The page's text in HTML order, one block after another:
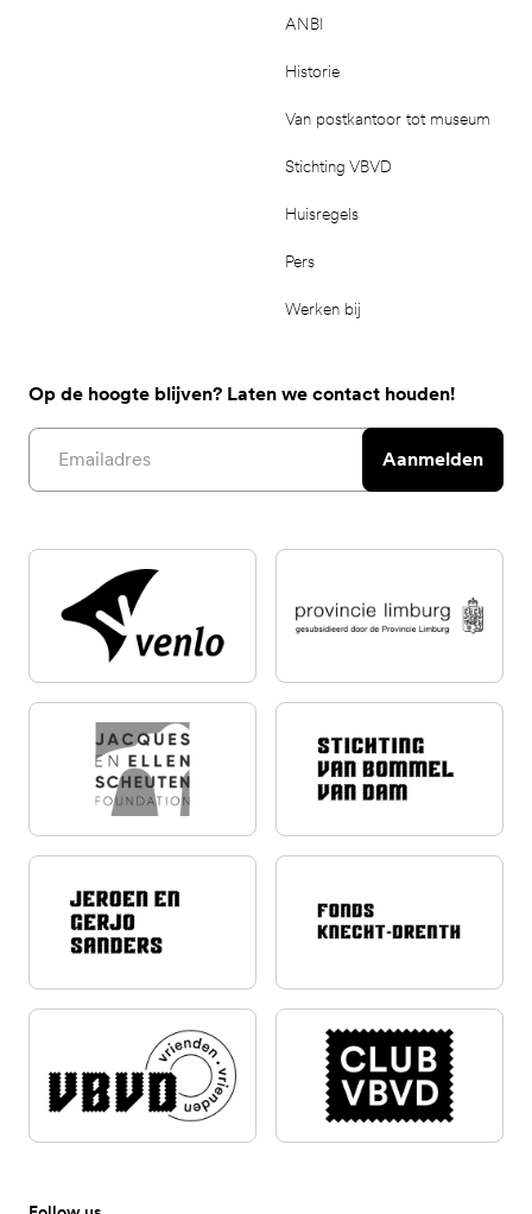
ANBI
Historie
Van postkantoor tot museum
Stichting VBVD
Huisregels
Pers
Werken bij
Op de hoogte blijven? Laten we contact houden!
Email address
Aanmelden